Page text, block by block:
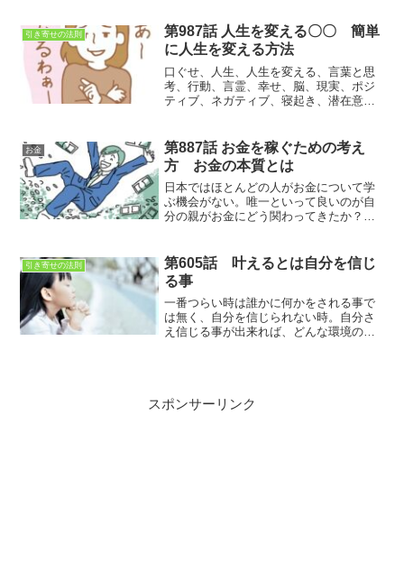
ございます。自分の感情・行動を第三者
視点で実況中継することで視野を広くす
ることが出来きて、心に余裕が持てるよ
うになります。
引き寄せの法則
第987話 人生を変える〇〇 簡単
に人生を変える方法
口ぐせ、人生、人生を変える、言葉と思
考、行動、言霊、幸せ、脳、現実、ポジ
ティブ、ネガティブ、寝起き、潜在意
お金
第887話 お金を稼ぐための考え
方 お金の本質とは
日本ではほとんどの人がお金について学
ぶ機会がない。唯一といって良いのが自
分の親がお金にどう関わってきたか？親
考え方で、お金持ちになれるかどうかあ
る程度決まってしまう。
引き寄せの法則
第605話 叶えるとは自分を信じ
る事
一番つらい時は誰かに何かをされる事で
は無く、自分を信じられない時。自分さ
え信じる事が出来れば、どんな環境の変
スポンサーリンク